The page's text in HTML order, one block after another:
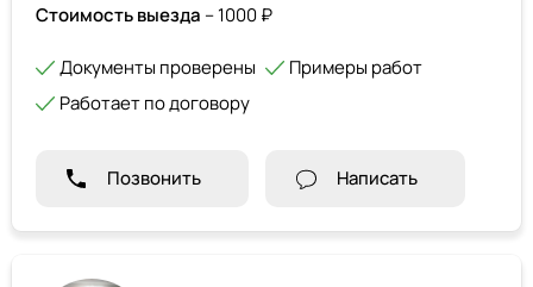
Стоимость выезда – 1000 ₽
Документы проверены
Примеры работ
Работает по договору
Позвонить Написать